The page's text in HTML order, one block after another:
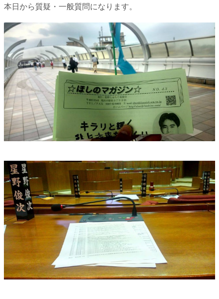
本日から質疑・一般質問になります。